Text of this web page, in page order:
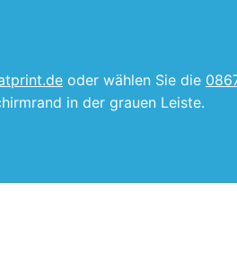
oder wählen Sie die
in der grauen Leiste.